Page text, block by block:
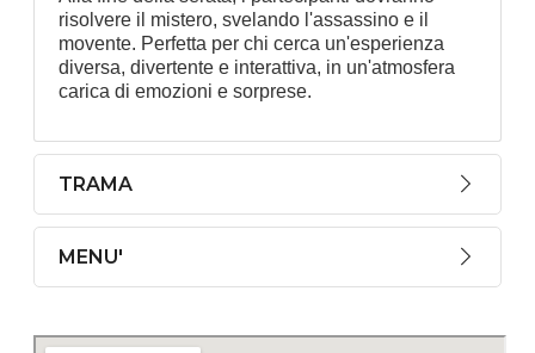
risolvere il mistero, svelando l'assassino e il
movente. Perfetta per chi cerca un'esperienza
diversa, divertente e interattiva, in un'atmosfera
carica di emozioni e sorprese.
TRAMA
MENU'